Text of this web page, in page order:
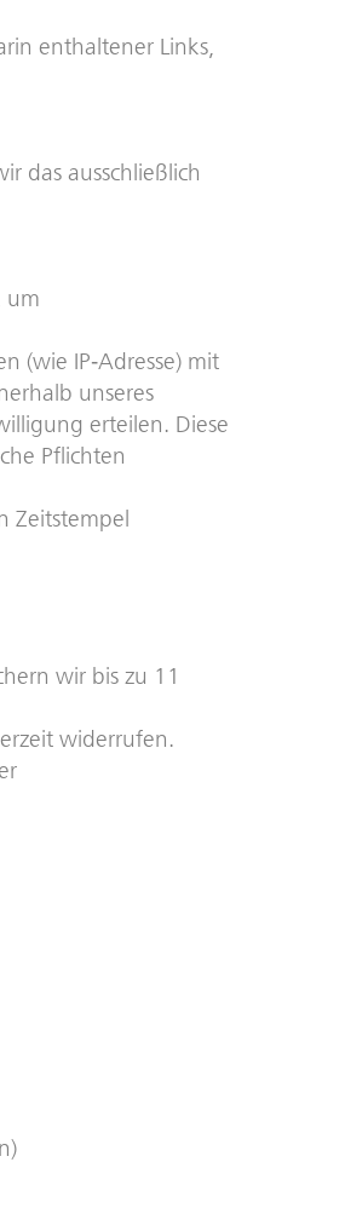
enthaltener Links,
das ausschließlich
um
(wie IP‑Adresse) mit
unseres
erteilen. Diese
Pflichten
Zeitstempel
wir bis zu 11
widerrufen.